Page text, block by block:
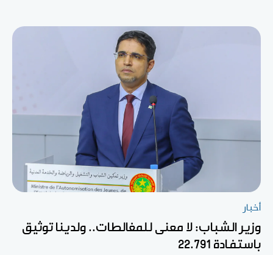
أخبار
وزير الشباب: لا معنى للمغالطات.. ولدينا توثيق
باستفادة 22.791